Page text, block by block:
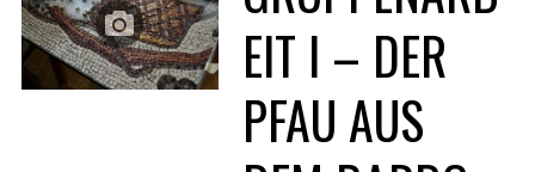
EIT I – DER
PFAU AUS
r
: